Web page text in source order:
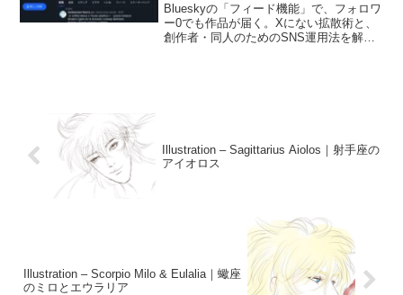
Blueskyの「フィード機能」で、フォロワ
ー0でも作品が届く。Xにない拡散術と、
創作者・同人のためのSNS運用法を解
Illustration – Sagittarius Aiolos｜射手座の
アイオロス
Illustration – Scorpio Milo & Eulalia｜蠍座
のミロとエウラリア